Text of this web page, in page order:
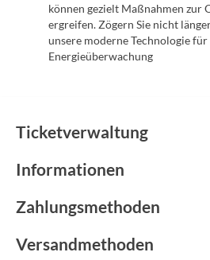
können gezielt Maßnahmen zur
ergreifen. Zögern Sie nicht
unsere moderne Technologie
Energieüberwachung
Ticketverwaltung
Informationen
Zahlungsmethoden
Versandmethoden